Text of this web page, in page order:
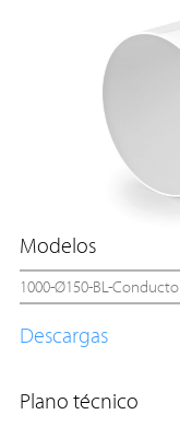
Modelos
1000-Ø150-BL-Conducto
Descargas
Plano técnico